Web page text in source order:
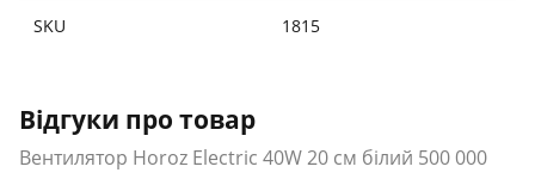
SKU 1815
Відгуки про товар
Вентилятор Horoz Electric 40W 20 см білий 500 000